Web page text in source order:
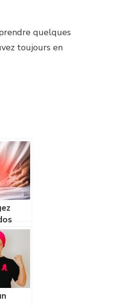
quelques
toujours en